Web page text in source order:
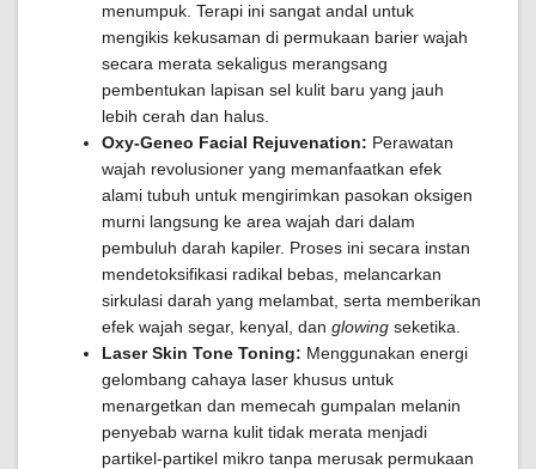
menumpuk. Terapi ini sangat andal untuk
mengikis kekusaman di permukaan barier wajah
secara merata sekaligus merangsang
pembentukan lapisan sel kulit baru yang jauh
lebih cerah dan halus.
Oxy-Geneo Facial Rejuvenation: Perawatan
wajah revolusioner yang memanfaatkan efek
alami tubuh untuk mengirimkan pasokan oksigen
murni langsung ke area wajah dari dalam
pembuluh darah kapiler. Proses ini secara instan
mendetoksifikasi radikal bebas, melancarkan
sirkulasi darah yang melambat, serta memberikan
efek wajah segar, kenyal, dan glowing seketika.
Laser Skin Tone Toning: Menggunakan energi
gelombang cahaya laser khusus untuk
menargetkan dan memecah gumpalan melanin
penyebab warna kulit tidak merata menjadi
partikel-partikel mikro tanpa merusak permukaan